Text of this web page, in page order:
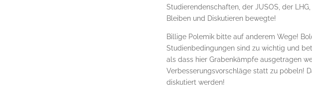
Studierendenschaften, der JUSOS, der
Bleiben und Diskutieren bewegte!
Billige Polemik bitte auf anderem Wege!
Studienbedingungen sind zu wichtig und
als dass hier Grabenkämpfe ausgetragen
Verbesserungsvorschläge statt zu pöbeln!
diskutiert werden!